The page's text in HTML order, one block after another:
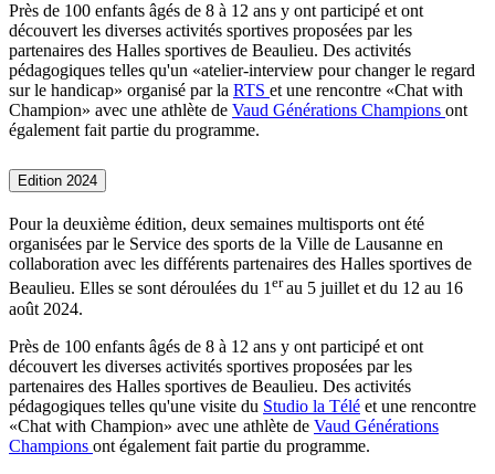
Près de 100 enfants âgés de 8 à 12 ans y ont participé et ont
découvert les diverses activités sportives proposées par les
partenaires des Halles sportives de Beaulieu. Des activités
pédagogiques telles qu'un «atelier-interview pour changer le regard
sur le handicap» organisé par la RTS et une rencontre «Chat with
Champion» avec une athlète de Vaud Générations Champions ont
également fait partie du programme.
Edition 2024
Pour la deuxième édition, deux semaines multisports ont été
organisées par le Service des sports de la Ville de Lausanne en
collaboration avec les différents partenaires des Halles sportives de
Beaulieu. Elles se sont déroulées du 1erau 5 juillet et du 12 au 16
août 2024.
Près de 100 enfants âgés de 8 à 12 ans y ont participé et ont
découvert les diverses activités sportives proposées par les
partenaires des Halles sportives de Beaulieu. Des activités
pédagogiques telles qu'une visite du Studio la Télé et une rencontre
«Chat with Champion» avec une athlète de Vaud Générations
Champions ont également fait partie du programme.